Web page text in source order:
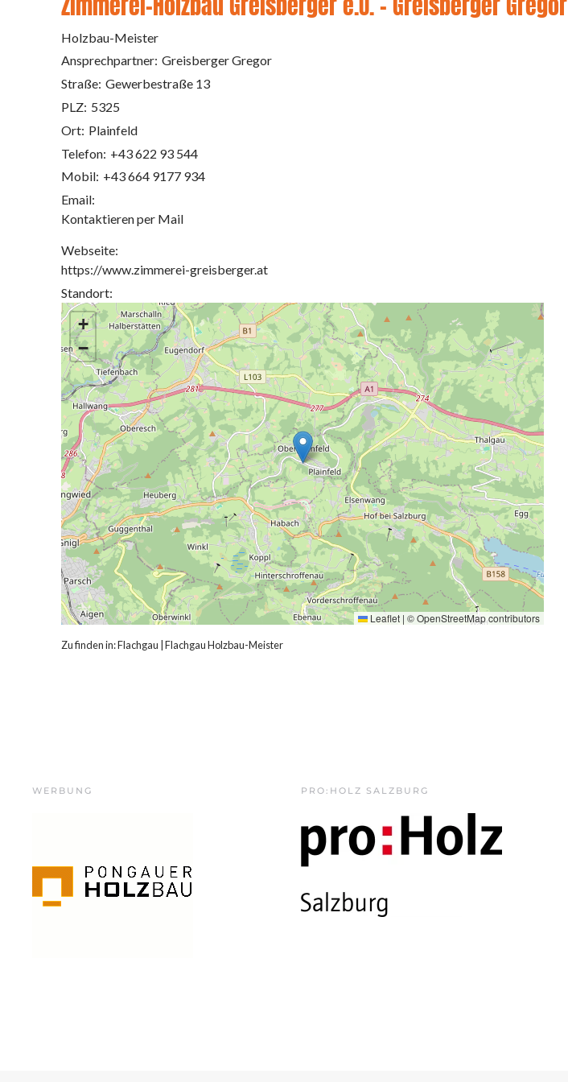
Holzbau-Meister
Ansprechpartner: Greisberger Gregor
Straße: Gewerbestraße 13
PLZ: 5325
Ort: Plainfeld
Telefon: +43 622 93 544
Mobil: +43 664 9177 934
Email:
Kontaktieren per Mail
Webseite:
https://www.zimmerei-greisberger.at
Standort:
+
−
Leaflet | ©OpenStreetMapcontributors
Zu finden in:Flachgau Flachgau Holzbau-Meister
WERBUNG PRO:HOLZ SALZBURG